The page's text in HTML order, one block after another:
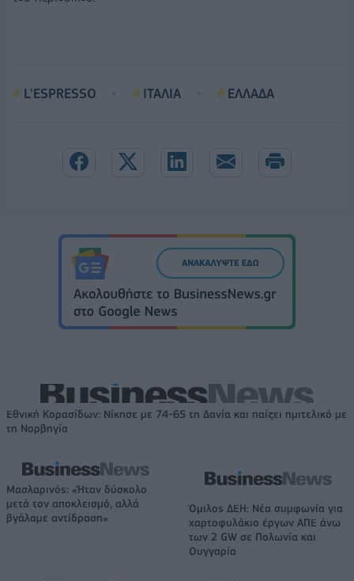
L'ESPRESSO ΙΤΑΛΙΑ ΕΛΛΑΔΑ
Εθνική Κορασίδων: Νίκησε με 74-65 τη Δανία και παίζει ημιτελικό με
τη Νορβηγία
Μασλαρινός: «Ήταν δύσκολο
μετά τον αποκλεισμό, αλλά
βγάλαμε αντίδραση»
Όμιλος ΔΕΗ: Νέα συμφωνία για
χαρτοφυλάκιο έργων ΑΠΕ άνω
των 2 GW σε Πολωνία και
Ουγγαρία